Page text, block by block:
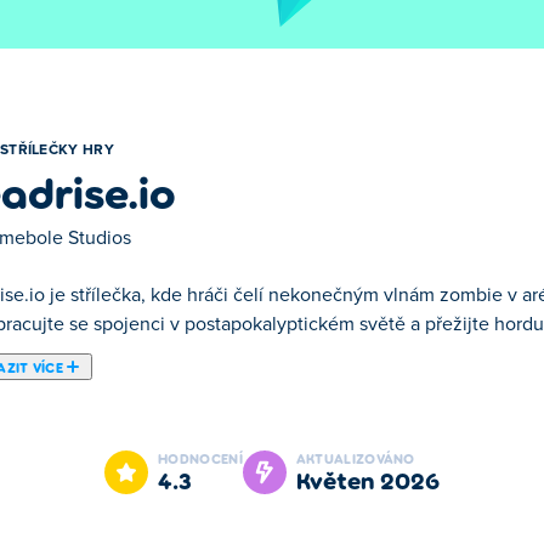
STŘÍLEČKY HRY
Studios
je střílečka, kde hráči čelí nekonečným vlnám zombie v
se spojenci v postapokalyptickém světě a přežijte
VÍCE
která vás vrhne rovnou do totální zombie apokalypsy! Bojujte
hra pro fanoušky rychlého zombie chaosu a jde o to, jak
HODNOCENÍ
4.3
AKTUALIZOVÁNO
květen 2026